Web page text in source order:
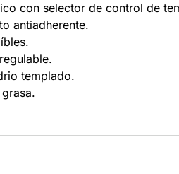
con selector de control de
antiadherente.
templado.